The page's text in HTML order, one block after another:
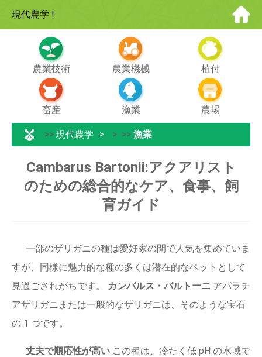
現代農学 !
農業技術 農業機械 植付
畜産 漁業 農場
>> 現代農学 > >> 漁業
Cambarus Bartonii:アクアリスト
のための総合的なケア、食事、飼
育ガイド
一部のザリガニの種は愛好家の間で人気を集めていま
すが、同様に魅力的な種の多くは潜在的なペットとして
見過ごされがちです。
カンバルス・バルトーニ アパラチ
アザリガニまたは一般的なザリガニは、そのような宝石
の 1 つです。
丈夫で順応性が高い この種は、冷たく低 pH の水域で